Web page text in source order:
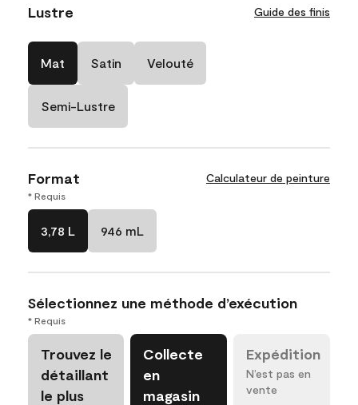
Lustre Guide des finis
Mat Satin Velouté
Semi-Lustre
Format Calculateur de peinture
* Requis
3,78 L 946 mL
Sélectionnez une méthode d’exécution
* Requis
Trouvez le
détaillant
le plus
Collecte
en
magasin
Expédition
N’est pas en
vente